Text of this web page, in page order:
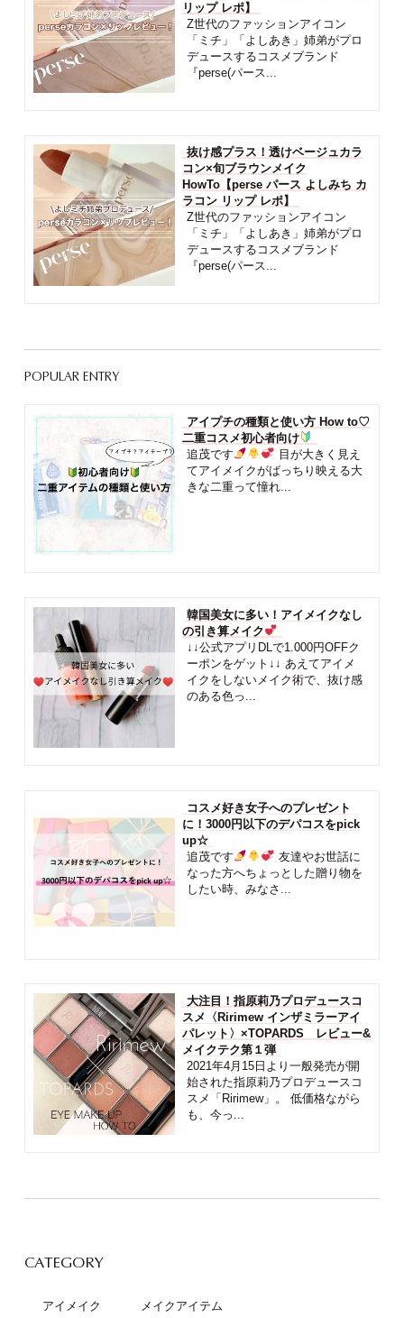
リップ レポ】
Z世代のファッションアイコン
「ミチ」「よしあき」姉弟がプロ
デュースするコスメブランド
『perse(パース...
抜け感プラス！透けベージュカラ
コン×旬ブラウンメイク
HowTo【perse パース よしみち カ
ラコン リップ レポ】
Z世代のファッションアイコン
「ミチ」「よしあき」姉弟がプロ
デュースするコスメブランド
『perse(パース...
POPULAR ENTRY
アイプチの種類と使い方 How to♡
二重コスメ初心者向け
追茂です
目が大きく見え
てアイメイクがばっちり映える大
きな二重って憧れ...
韓国美女に多い！アイメイクなし
の引き算メイク
↓↓公式アプリDLで1.000円OFFク
ーポンをゲット↓↓ あえてアイメ
イクをしないメイク術で、抜け感
のある色っ...
コスメ好き女子へのプレゼント
に！3000円以下のデパコスをpick
up☆
追茂です
友達やお世話に
なった方へちょっとした贈り物を
したい時、みなさ...
大注目！指原莉乃プロデュースコ
スメ〈Ririmew インザミラーアイ
パレット〉×TOPARDS レビュー&
メイクテク第１弾
2021年4月15日より一般発売が開
始された指原莉乃プロデュースコ
スメ「Ririmew」。 低価格ながら
も、今っ...
CATEGORY
アイメイク メイクアイテム